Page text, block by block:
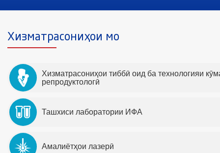
Хизматрасониҳои мо
Хизматрасониҳои тиббӣ оид ба технологияи
репродуктологӣ
Ташхиси лаборатории ИФА
Амалиётҳои лазерӣ